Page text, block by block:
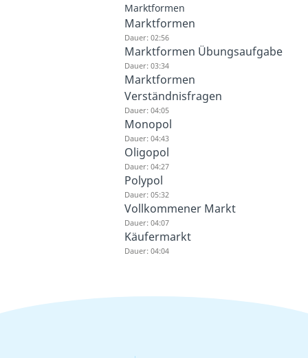
Marktformen
Marktformen
Dauer: 02:56
Marktformen Übungsaufgabe
Dauer: 03:34
Marktformen
Verständnisfragen
Dauer: 04:05
Monopol
Dauer: 04:43
Oligopol
Dauer: 04:27
Polypol
Dauer: 05:32
Vollkommener Markt
Dauer: 04:07
Käufermarkt
Dauer: 04:04